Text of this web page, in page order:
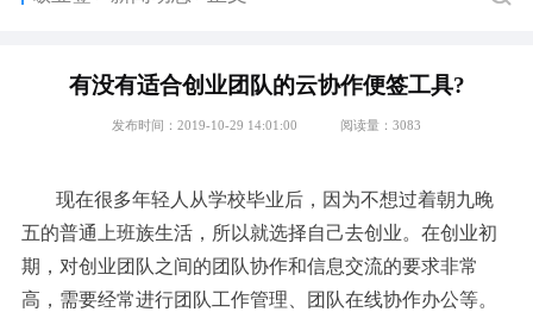
有没有适合创业团队的云协作便签工具?
发布时间：2019-10-29 14:01:00 阅读量：3083
现在很多年轻人从学校毕业后，因为不想过着朝九晚
五的普通上班族生活，所以就选择自己去创业。在创业初
期，对创业团队之间的团队协作和信息交流的要求非常
高，需要经常进行团队工作管理、团队在线协作办公等。